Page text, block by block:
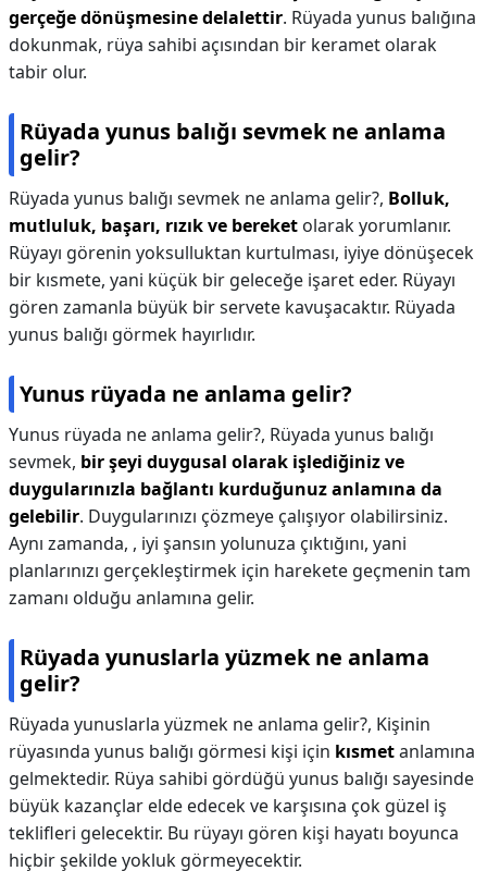
gerçeğe dönüşmesine delalettir. Rüyada yunus balığına
dokunmak, rüya sahibi açısından bir keramet olarak
tabir olur.
Rüyada yunus balığı sevmek ne anlama
gelir?
Rüyada yunus balığı sevmek ne anlama gelir?, Bolluk,
mutluluk, başarı, rızık ve bereket olarak yorumlanır.
Rüyayı görenin yoksulluktan kurtulması, iyiye dönüşecek
bir kısmete, yani küçük bir geleceğe işaret eder. Rüyayı
gören zamanla büyük bir servete kavuşacaktır. Rüyada
yunus balığı görmek hayırlıdır.
Yunus rüyada ne anlama gelir?
Yunus rüyada ne anlama gelir?, Rüyada yunus balığı
sevmek, bir şeyi duygusal olarak işlediğiniz ve
duygularınızla bağlantı kurduğunuz anlamına da
gelebilir. Duygularınızı çözmeye çalışıyor olabilirsiniz.
Aynı zamanda, , iyi şansın yolunuza çıktığını, yani
planlarınızı gerçekleştirmek için harekete geçmenin tam
zamanı olduğu anlamına gelir.
Rüyada yunuslarla yüzmek ne anlama
gelir?
Rüyada yunuslarla yüzmek ne anlama gelir?, Kişinin
rüyasında yunus balığı görmesi kişi için kısmetanlamına
gelmektedir. Rüya sahibi gördüğü yunus balığı sayesinde
büyük kazançlar elde edecek ve karşısına çok güzel iş
teklifleri gelecektir. Bu rüyayı gören kişi hayatı boyunca
hiçbir şekilde yokluk görmeyecektir.